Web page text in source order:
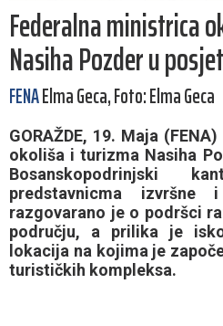
Federalna ministrica
Nasiha Pozder u
FENAElma Geca, Foto: Elma Geca
GORAŽDE, 19. Maja
okoliša i turizma Nasiha
Bosanskopodrinjski
predstavnicma izvršne
razgovarano je o podršci
području, a prilika je
lokacija na kojima je
turističkih kompleksa.